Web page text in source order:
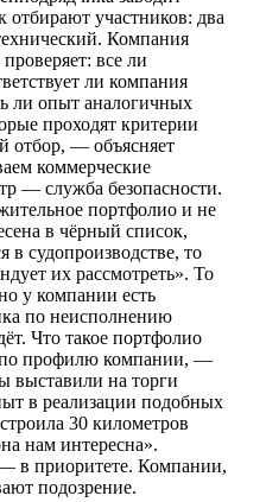
отбирают участников: два
Компания
все ли
ли компания
ли опыт аналогичных
проходят критерии
отбор, — объясняет
коммерческие
— служба безопасности.
портфолио и не
в чёрный список,
в судопроизводстве, то
их рассмотреть». То
у компании есть
по неисполнению
Что такое портфолио
по профилю компании, —
на торги
в реализации подобных
30 километров
нам интересна».
в приоритете. Компании,
подозрение.